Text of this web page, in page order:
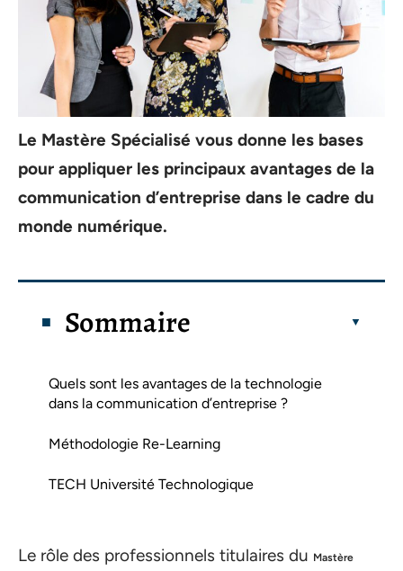
Le Mastère Spécialisé vous donne les bases
pour appliquer les principaux avantages de la
communication d’entreprise dans le cadre du
monde numérique.
Sommaire
Quels sont les avantages de la technologie
dans la communication d’entreprise ?
Méthodologie Re-Learning
TECH Université Technologique
Le rôle des professionnels titulaires du Mastère